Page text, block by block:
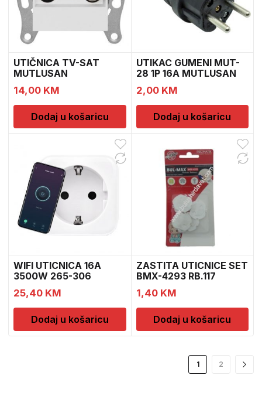
UTIČNICA TV-SAT
MUTLUSAN
14,00 KM
Dodaj u košaricu
UTIKAC GUMENI MUT-
28 1P 16A MUTLUSAN
2,00 KM
Dodaj u košaricu
WIFI UTICNICA 16A
3500W 265-306
25,40 KM
Dodaj u košaricu
ZASTITA UTICNICE SET
BMX-4293 RB.117
1,40 KM
Dodaj u košaricu
1 2